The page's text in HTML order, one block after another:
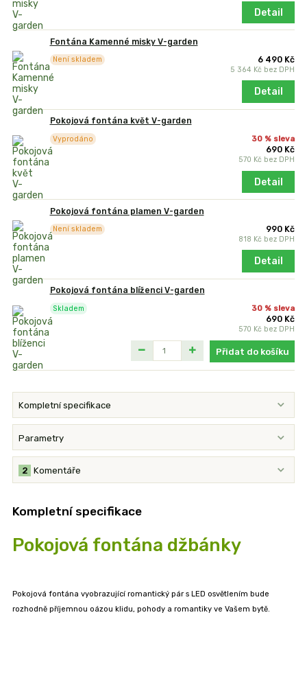
Detail
Fontána Kamenné misky V-garden
6 490 Kč
5 364 Kč bez DPH
Není skladem
Detail
Pokojová fontána květ V-garden
30 % sleva
690 Kč
570 Kč bez DPH
Vyprodáno
Detail
Pokojová fontána plamen V-garden
990 Kč
818 Kč bez DPH
Není skladem
Detail
Pokojová fontána blíženci V-garden
30 % sleva
690 Kč
570 Kč bez DPH
Skladem
Přidat do košíku
Kompletní specifikace
Parametry
Komentáře
2
Kompletní specifikace
Pokojová fontána džbánky
Pokojová fontána vyobrazující romantický pár s LED osvětlením bude
rozhodně příjemnou oázou klidu, pohody a romantiky ve Vašem bytě.